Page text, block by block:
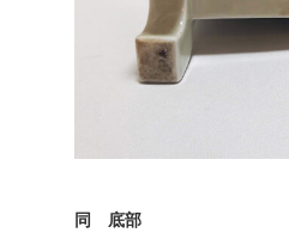
同 底部